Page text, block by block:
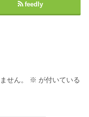
feedly
せん。 ※ が付いている